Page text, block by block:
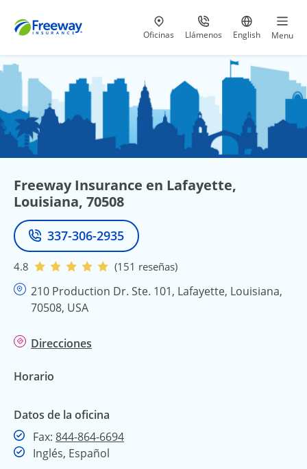
Visita nuestras
Oficinas Llámenos
al 800-441-5533
Ir al sitio
English Menu
Freeway Insurance en Lafayette,
Louisiana, 70508
Teléfono
337-306-2935
4.8 (151 reseñas)
210 Production Dr. Ste. 101, Lafayette, Louisiana,
70508, USA
Direcciones
Horario
Datos de la oficina
Fax: 844-864-6694Fax
Inglés, Español